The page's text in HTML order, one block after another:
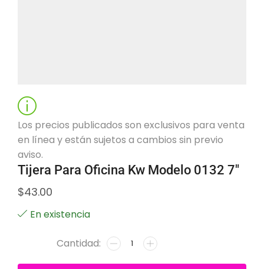
Los precios publicados son exclusivos para venta
en línea y están sujetos a cambios sin previo
aviso.
Tijera Para Oficina Kw Modelo 0132 7″
$43.00
En existencia